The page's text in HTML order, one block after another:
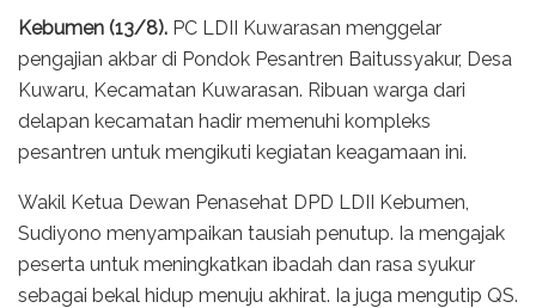
Kebumen (13/8). PC LDII Kuwarasan menggelar
pengajian akbar di Pondok Pesantren Baitussyakur, Desa
Kuwaru, Kecamatan Kuwarasan. Ribuan warga dari
delapan kecamatan hadir memenuhi kompleks
pesantren untuk mengikuti kegiatan keagamaan ini.
Wakil Ketua Dewan Penasehat DPD LDII Kebumen,
Sudiyono menyampaikan tausiah penutup. Ia mengajak
peserta untuk meningkatkan ibadah dan rasa syukur
sebagai bekal hidup menuju akhirat. Ia juga mengutip QS.